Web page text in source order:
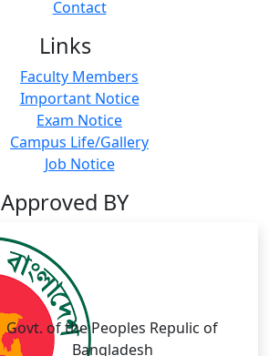
Contact
Links
Faculty Members
Important Notice
Exam Notice
Campus Life/Gallery
Job Notice
Approved BY
Govt. of the Peoples Repulic of
Bangladesh